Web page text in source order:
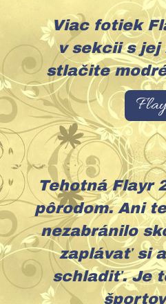
Viac fotiek
v sekcii s jej
stlačite
Tehotná Flayr
pôrodom. Ani
nezabránilo
zaplávať si
schladiť. Je